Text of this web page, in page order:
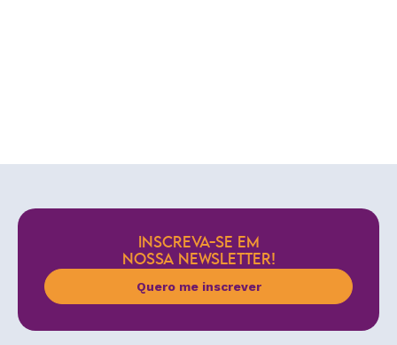
INSCREVA-SE EM
NOSSA NEWSLETTER!
Quero me inscrever